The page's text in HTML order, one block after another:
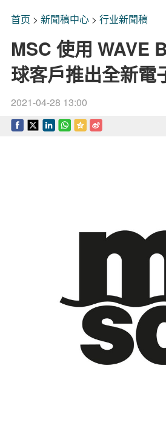
首页 > 新聞稿中心> 行业新聞稿
MSC 使用 WAVE
球客戶推出全新電
2021-04-28 13:00